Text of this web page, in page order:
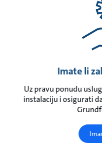
Imate li
Uz pravu ponudu
instalaciju i osigurati